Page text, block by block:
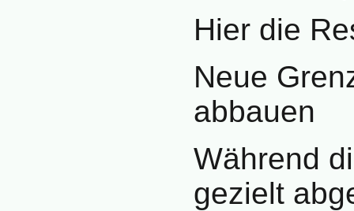
Hier die
Neue
abbauen
Während
gezielt